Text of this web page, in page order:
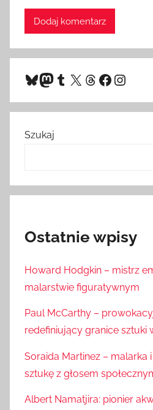
Bluesky
Mastodon
Tumblr
X Threads
Szukaj
Ostatnie wpisy
Howard Hodgkin – mistrz
malarstwie figuratywnym
Paul McCarthy –
redefiniujący granice sztuki
Soraida Martinez – malarka
sztukę z głosem
Albert Namatjira: pionier